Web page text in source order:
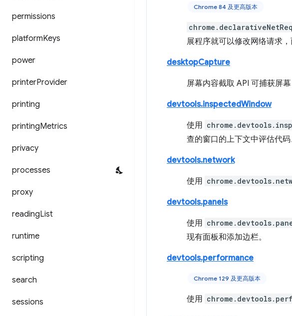
permissions
platformKeys
power
printerProvider
printing
printingMetrics
privacy
processes
proxy
readingList
runtime
scripting
search
sessions
Chrome 84 及更高版本
展程序就可以修改网络请求
desktopCapture
屏幕内容截取 API 可捕获屏
devtools.inspectedWindow
使用
查的窗口的上下文中评估代
devtools.network
使用
devtools.panels
使用
现有面板和添加边栏。
devtools.performance
Chrome 129 及更高版本
使用